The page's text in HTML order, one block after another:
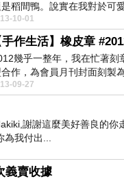
是稻間鴨。說實在我對於可
實在很苦...
10-01
幾乎一整年，我在忙著刻
合作，為會員月刊封面刻製
章。每...
09-27
謝謝這麼美好善良的你
我付出...
義賣收據